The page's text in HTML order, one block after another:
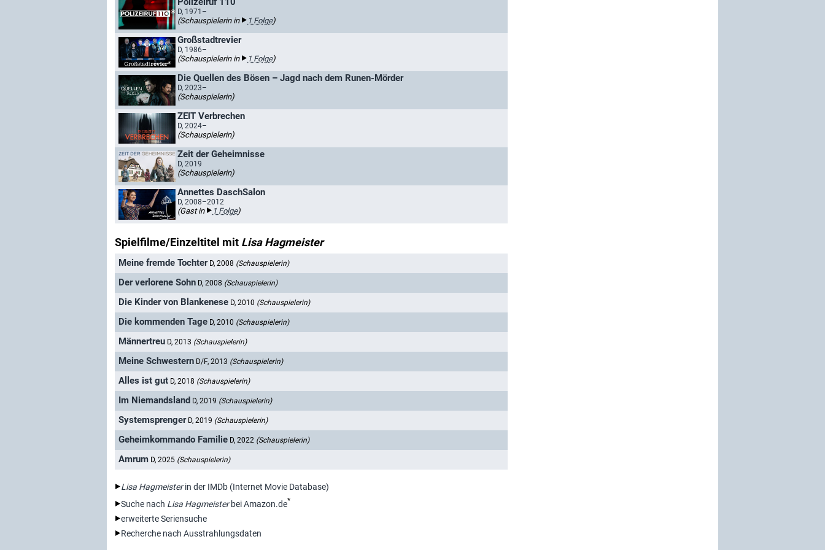
D, 1971–
(Schauspielerin in 1 Folge)
Großstadtrevier
D, 1986–
(Schauspielerin in 1 Folge)
Die Quellen des Bösen – Jagd nach dem Runen-Mörder
D, 2023–
(Schauspielerin)
ZEIT Verbrechen
D, 2024–
(Schauspielerin)
Zeit der Geheimnisse
D, 2019
(Schauspielerin)
Annettes DaschSalon
D, 2008–2012
(Gast in 1 Folge)
Spielfilme/Einzeltitel mit Lisa Hagmeister
Meine fremde Tochter D, 2008 (Schauspielerin)
Der verlorene Sohn D, 2008 (Schauspielerin)
Die Kinder von Blankenese D, 2010 (Schauspielerin)
Die kommenden Tage D, 2010 (Schauspielerin)
Männertreu D, 2013 (Schauspielerin)
Meine Schwestern D/F, 2013 (Schauspielerin)
Alles ist gut D, 2018 (Schauspielerin)
Im Niemandsland D, 2019 (Schauspielerin)
Systemsprenger D, 2019 (Schauspielerin)
Geheimkommando Familie D, 2022 (Schauspielerin)
Amrum D, 2025 (Schauspielerin)
Lisa Hagmeisterin der IMDb (Internet Movie Database)
Suche nach Lisa Hagmeisterbei Amazon.de*
erweiterte Seriensuche
Recherche nach Ausstrahlungsdaten